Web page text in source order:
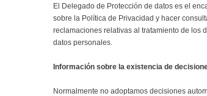
El Delegado de Protección de datos es el
sobre la Política de Privacidad y hacer
reclamaciones relativas al tratamiento de los
datos personales.
Información sobre la existencia de
Normalmente no adoptamos decisiones